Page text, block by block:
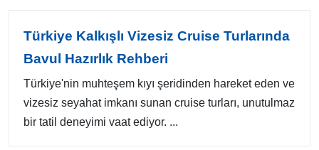
Türkiye Kalkışlı Vizesiz Cruise Turlarında
Bavul Hazırlık Rehberi
Türkiye'nin muhteşem kıyı şeridinden hareket eden ve
vizesiz seyahat imkanı sunan cruise turları, unutulmaz
bir tatil deneyimi vaat ediyor. ...